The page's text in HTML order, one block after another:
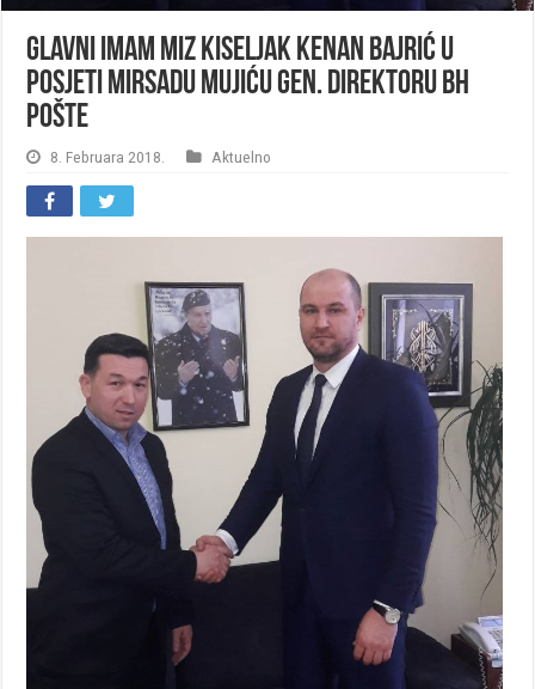
Glavni imam MIZ Kiseljak Kenan Bajrić u
posjeti Mirsadu Mujiću gen. direktoru BH
Pošte
8. Februara 2018. Aktuelno